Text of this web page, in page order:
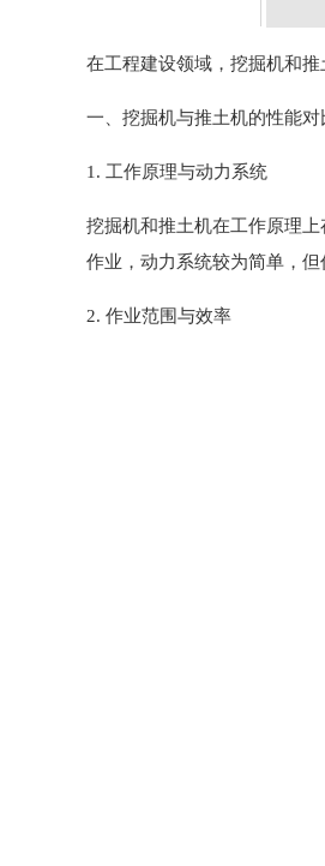
在工程建设领域，挖掘机和
一、挖掘机与推土机的性能对
1. 工作原理与动力系统
挖掘机和推土机在工作原理
作业，动力系统较为简单，但
2. 作业范围与效率